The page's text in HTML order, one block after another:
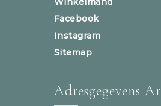
Facebook
Instagram
Sitemap
Adresgegevens